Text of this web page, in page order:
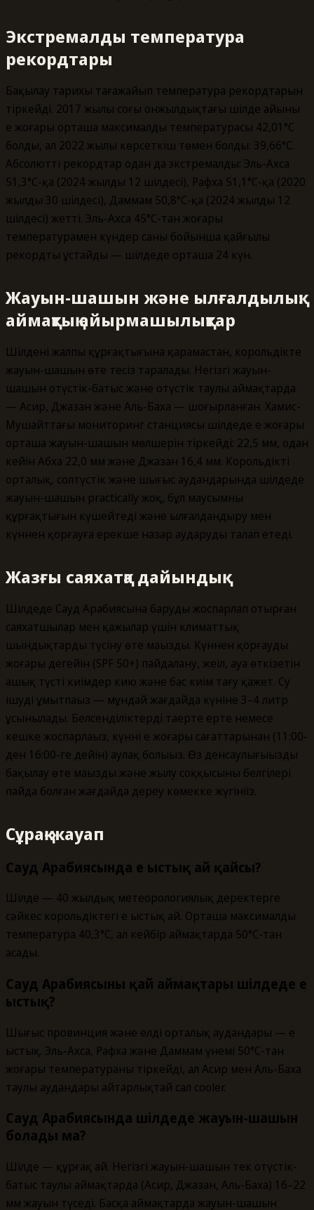
Экстремалды температура
рекордтары
Бақылау тарихы таңғажайып температура рекордтарын
тіркейді. 2017 жылы соңғы онжылдықтағы шілде айының
ең жоғары орташа максималды температурасы 42,01°C
болды, ал 2022 жылы көрсеткіш төмен болды: 39,66°C.
Абсолютті рекордтар одан да экстремалды: Эль-Ахса
51,3°C-қа (2024 жылдың 12 шілдесі), Рафха 51,1°C-қа (2020
жылдың 30 шілдесі), Даммам 50,8°C-қа (2024 жылдың 12
шілдесі) жетті. Эль-Ахса 45°C-тан жоғары
температурамен күндер саны бойынша қайғылы
рекордты ұстайды — шілдеде орташа 24 күн.
Жауын-шашын және ылғалдылық:
аймақтық айырмашылықтар
Шілденің жалпы құрғақтығына қарамастан, корольдікте
жауын-шашын өте теңсіз таралады. Негізгі жауын-
шашын оңтүстік-батыс және оңтүстік таулы аймақтарда
— Асир, Джазан және Аль-Баха — шоғырланған. Хамис-
Мушайттағы мониторинг станциясы шілдеде ең жоғары
орташа жауын-шашын мөлшерін тіркейді: 22,5 мм, одан
кейін Абха 22,0 мм және Джазан 16,4 мм. Корольдіктің
орталық, солтүстік және шығыс аудандарында шілдеде
жауын-шашын practically жоқ, бұл маусымның
құрғақтығын күшейтеді және ылғалдандыру мен
күннен қорғауға ерекше назар аударуды талап етеді.
Жазғы саяхатқа дайындық
Шілдеде Сауд Арабиясына баруды жоспарлап отырған
саяхатшылар мен қажылар үшін климаттық
шындықтарды түсіну өте маңызды. Күннен қорғаудың
жоғары деңгейін (SPF 50+) пайдалану, жеңіл, ауа өткізетін
ашық түсті киімдер кию және бас киім тағу қажет. Су
ішуді ұмытпаңыз — мұндай жағдайда күніне 3–4 литр
ұсынылады. Белсенділіктерді таңертең ерте немесе
кешке жоспарлаңыз, күннің ең жоғары сағаттарынан (11:00-
ден 16:00-ге дейін) аулақ болыңыз. Өз денсаулығыңызды
бақылау өте маңызды және жылу соққысының белгілері
пайда болған жағдайда дереу көмекке жүгініңіз.
Сұрақ-жауап
Сауд Арабиясында ең ыстық ай қайсы?
Шілде — 40 жылдық метеорологиялық деректерге
сәйкес корольдіктегі ең ыстық ай. Орташа максималды
температура 40,3°C, ал кейбір аймақтарда 50°C-тан
асады.
Сауд Арабиясының қай аймақтары шілдеде ең
ыстық?
Шығыс провинция және елдің орталық аудандары — ең
ыстық. Эль-Ахса, Рафха және Даммам үнемі 50°C-тан
жоғары температураны тіркейді, ал Асир мен Аль-Баха
таулы аудандары айтарлықтай сал cooler.
Сауд Арабиясында шілдеде жауын-шашын
болады ма?
Шілде — құрғақ ай. Негізгі жауын-шашын тек оңтүстік-
батыс таулы аймақтарда (Асир, Джазан, Аль-Баха) 16–22
мм жауын түседі. Басқа аймақтарда жауын-шашын